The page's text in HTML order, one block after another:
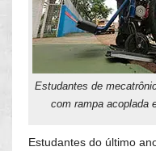
Estudantes de
com rampa acoplada
Estudantes do último